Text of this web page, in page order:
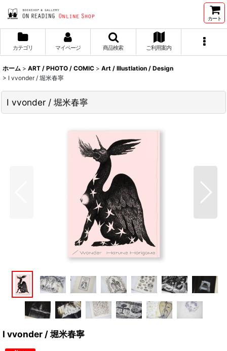
カート
カテゴリ マイページ 商品検索 ご利用案内
ホーム > ART / PHOTO / COMIC > Art / Illustlation / Design
> I vvonder / 堀米春寧
I vvonder / 堀米春寧
I vvonder / 堀米春寧